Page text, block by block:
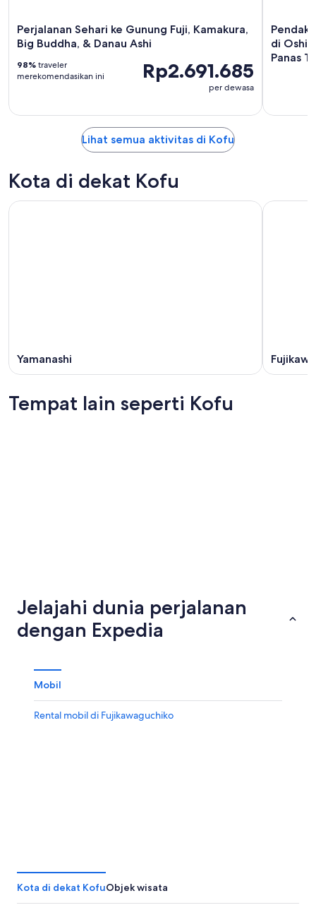
Perjalanan Sehari ke Gunung Fuji, Kamakura,
Big Buddha, & Danau Ashi
Rp2.691.685
per dewasa
98% traveler
merekomendasikan ini
di
Panas
Lihat semua aktivitas di Kofu
Kota di dekat Kofu
Yamanashi
Tempat lain seperti Kofu
Jelajahi dunia perjalanan
dengan Expedia
Mobil
Rental mobil di Fujikawaguchiko
Kota di dekat KofuObjek wisata